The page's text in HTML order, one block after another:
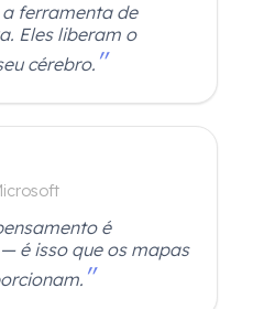
ferramenta de
Eles liberam o
cérebro.
é
é isso que os mapas